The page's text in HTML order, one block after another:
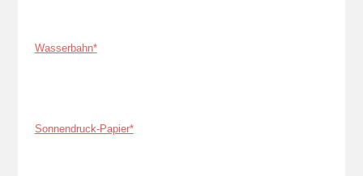
Wasserbahn*
Sonnendruck-Papier*